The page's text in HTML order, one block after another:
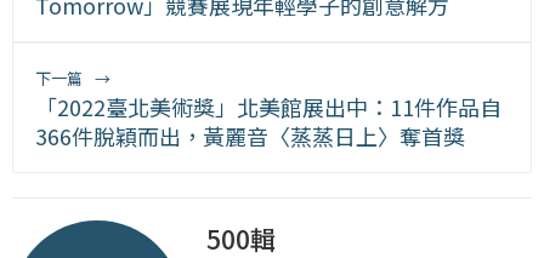
下一篇 →
「2022臺北美術獎」北美館展出中：11件作品自
366件脫穎而出，黃麗音〈蒸蒸日上〉奪首獎
500輯